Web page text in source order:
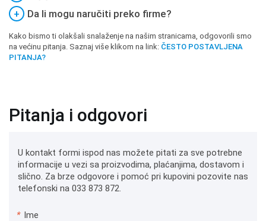
+
Da li mogu naručiti preko firme?
Kako bismo ti olakšali snalaženje na našim stranicama, odgovorili smo
na većinu pitanja. Saznaj više klikom na link: ČESTO POSTAVLJENA
PITANJA?
Pitanja i odgovori
U kontakt formi ispod nas možete pitati za sve potrebne
informacije u vezi sa proizvodima, plaćanjima, dostavom i
slično. Za brze odgovore i pomoć pri kupovini pozovite nas
telefonski na 033 873 872.
* Ime